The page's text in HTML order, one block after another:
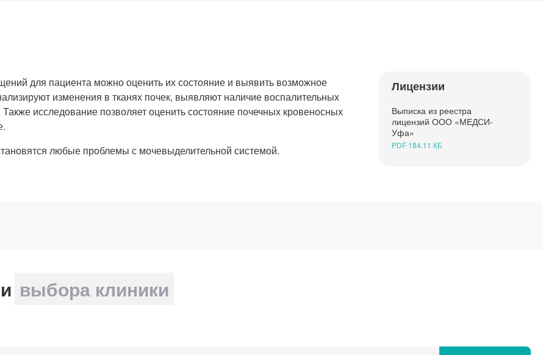
для пациента можно оценить их состояние и выявить возможное
изменения в тканях почек, выявляют наличие воспалительных
исследование позволяет оценить состояние почечных кровеносных
любые проблемы с мочевыделительной системой.
ситуациях
Лицензии
Выписка из реестра
лицензий ООО «МЕДСИ-
Уфа»
PDF 184.11 КБ
выбора клиники